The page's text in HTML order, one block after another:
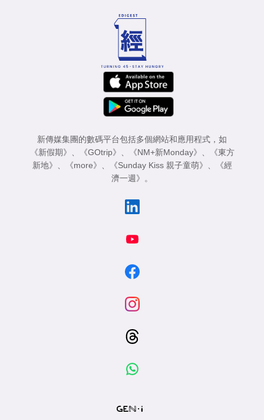
新傳媒集團的數碼平台包括多個網站和應用程式，如
《新假期》
《GOtrip》 《NM+新Monday》
《東方
新地》
《more》 《Sunday Kiss 親子童萌》
《經
濟一週》
。